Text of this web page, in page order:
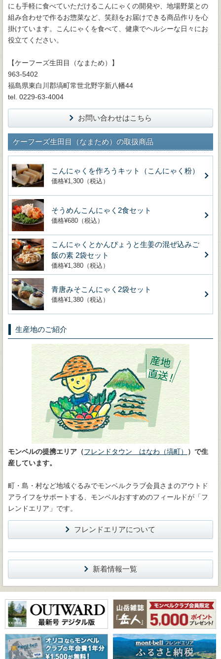
にも手軽に食べていただけるこんにゃくの開発や、地場野菜との
組み合わせで作るお惣菜など、笑顔をお届けできる商品作りを心
掛けています。こんにゃくを食べて、健康でヘルシーな日々にお
役立てください。
【ケーフーズ生田目（なまため）】
963-5402
福島県東白川郡塙町常世北野字新八幡44
tel. 0229-63-4004
お問い合わせはこちら
ケーフーズ生田目（なまため）の取扱商品
こんにゃくを作ろうキット（こんにゃく粉）
価格¥1,300（税込）
そうめんこんにゃく2食セット
価格¥680（税込）
こんにゃくとかんぴょうと生姜の混ぜ込みご
飯の素 2袋セット
価格¥1,380（税込）
青唐みそこんにゃく2袋セット
価格¥1,380（税込）
生産地のご紹介
モンベルの提携エリア（フレンドタウン はなわ（塙町）
）で生
産しています。
町・島・村など地域ぐるみでモンベルクラブ会員さまのアウトド
アライフをサポートする、モンベルおすすめのフィールドが「フ
レンドエリア」です。
フレンドエリアについて
新着情報一覧